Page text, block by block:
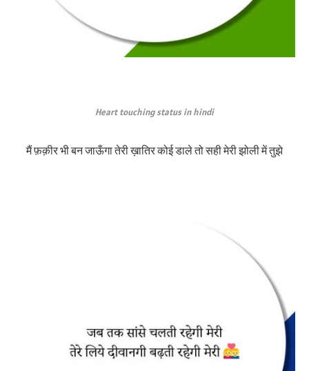
Heart touching status in hindi
मैं फ़क़ीर भी बन जाऊँगा तेरी ख़ातिर कोई डाले तो सही मेरी झोली में तुझे